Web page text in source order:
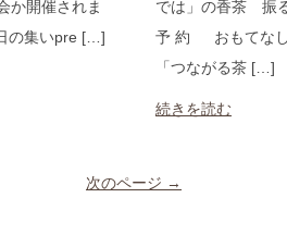
か開催されま
の集いpre […]
では」の香茶
予 約 おもてな
「つながる茶 […]
続きを読む
次のページ →